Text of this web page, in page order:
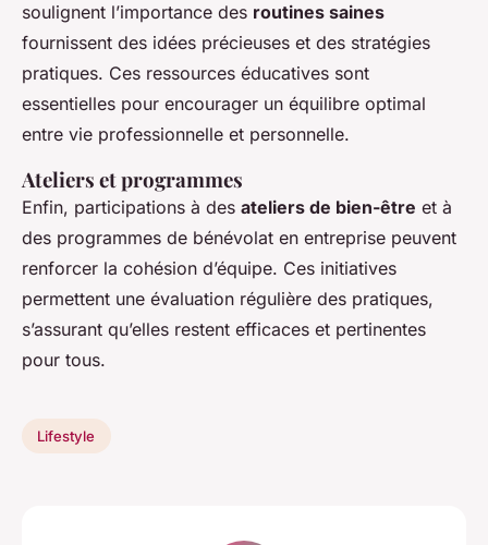
soulignent l’importance des routines saines
fournissent des idées précieuses et des stratégies
pratiques. Ces ressources éducatives sont
essentielles pour encourager un équilibre optimal
entre vie professionnelle et personnelle.
Ateliers et programmes
Enfin, participations à des ateliers de bien-être et à
des programmes de bénévolat en entreprise peuvent
renforcer la cohésion d’équipe. Ces initiatives
permettent une évaluation régulière des pratiques,
s’assurant qu’elles restent efficaces et pertinentes
pour tous.
Lifestyle